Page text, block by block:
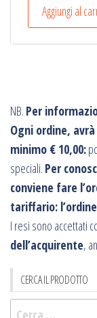
era:
Aggiungi al
NB. Per
Ogni ordine,
minimo € 10,00:
speciali. Per
conviene fare
tariffario:
I resi sono accettati
dell’acquirente,
CERCA IL PRODOTTO
Ricerca